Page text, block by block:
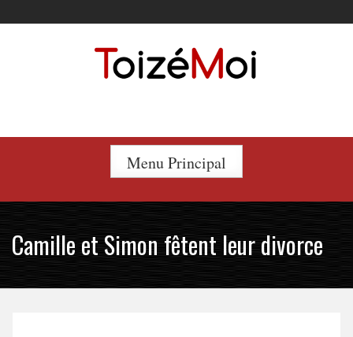
to
Menu Principal
Camille et Simon fêtent leur divorce